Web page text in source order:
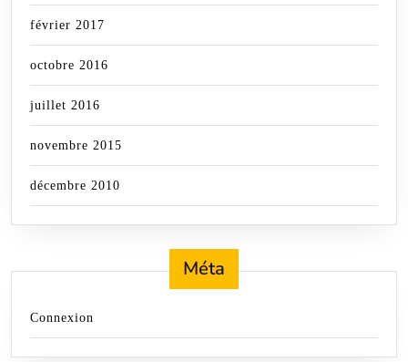
février 2017
octobre 2016
juillet 2016
novembre 2015
décembre 2010
Méta
Connexion